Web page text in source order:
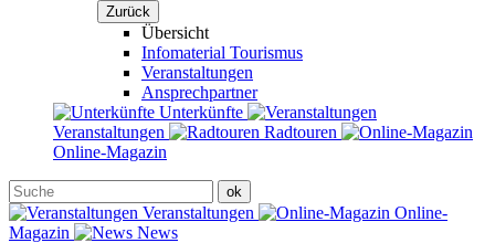
Zurück
Übersicht
Infomaterial Tourismus
Veranstaltungen
Ansprechpartner
Unterkünfte
Veranstaltungen
Radtouren
Online-Magazin
Veranstaltungen
Online-
Magazin
News